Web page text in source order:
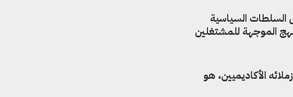
السياسية
الموجهة للمشتغلين
الأكاديميين، هو